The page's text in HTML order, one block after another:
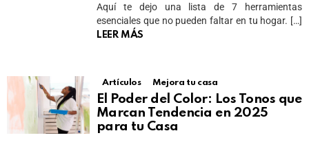
Aquí te dejo una lista de 7 herramientas
esenciales que no pueden faltar en tu hogar. […]
LEER MÁS
Artículos Mejora tu casa
El Poder del Color: Los Tonos que
Marcan Tendencia en 2025
para tu Casa